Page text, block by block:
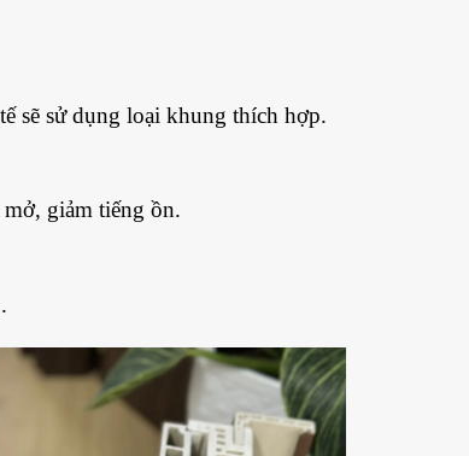
sẽ sử dụng loại khung thích hợp.
giảm tiếng ồn.